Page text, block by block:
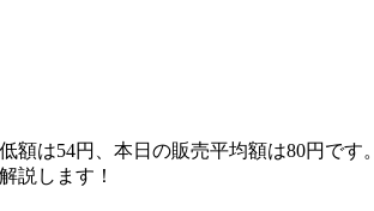
は54円、本日の販売平均額は80円です。
説します！